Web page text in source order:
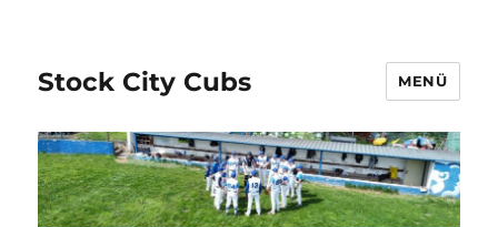
Stock City Cubs MENÜ